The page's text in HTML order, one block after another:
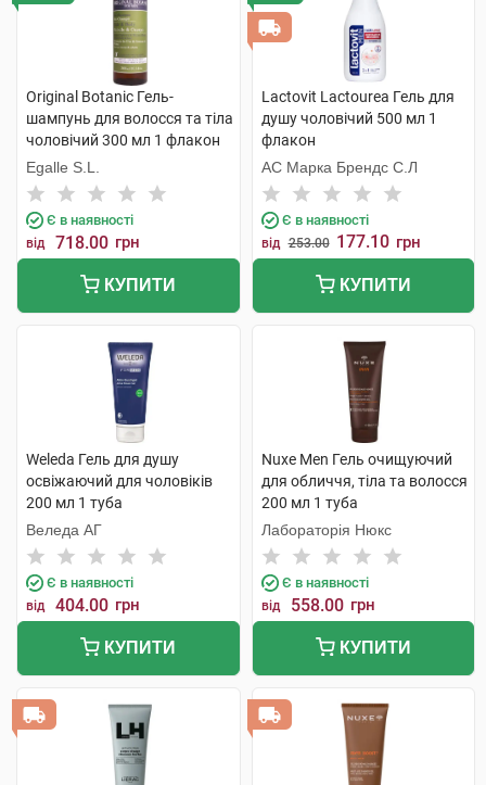
Original Botanic Гель-
шампунь для волосся та тіла
чоловічий 300 мл 1 флакон
Egalle S.L.
Є в наявності
від 718.00 грн
КУПИТИ
Lactovit Lactourea Гель для
душу чоловічий 500 мл 1
флакон
АС Марка Брендс С.Л
Є в наявності
від 253.00 177.10 грн
КУПИТИ
Weleda Гель для душу
освіжаючий для чоловіків
200 мл 1 туба
Веледа АГ
Є в наявності
від 404.00 грн
КУПИТИ
Nuxe Men Гель очищуючий
для обличчя, тіла та волосся
200 мл 1 туба
Лабораторія Нюкс
Є в наявності
від 558.00 грн
КУПИТИ